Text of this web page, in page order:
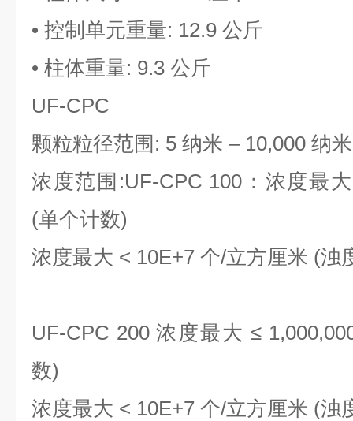
• 控制单元重量: 12.9 公斤
• 柱体重量: 9.3 公斤
UF-CPC
颗粒粒径范围: 5 纳米 – 10,000 纳米
浓度范围:UF‐CPC 100：浓度最
(单个计数)
浓度最大 < 10E+7 个/立方厘米 (浊
UF‐CPC 200 浓度最大 ≤
数)
浓度最大 < 10E+7 个/立方厘米 (浊